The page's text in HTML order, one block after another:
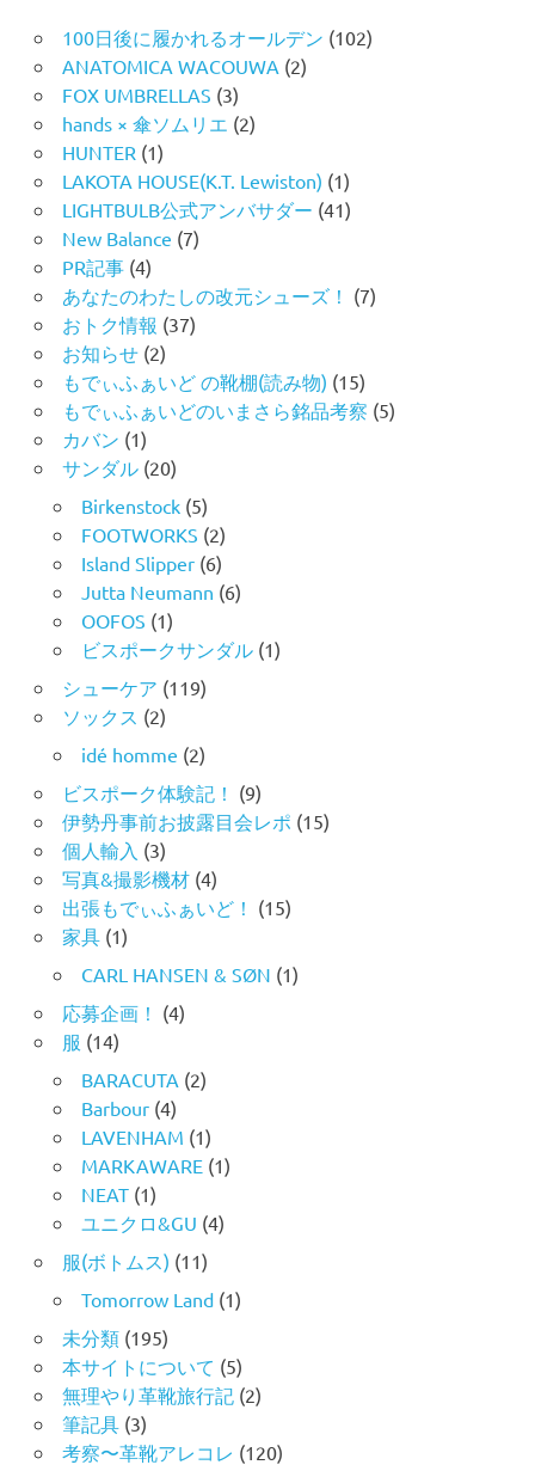
100日後に履かれるオールデン (102)
ANATOMICA WACOUWA (2)
FOX UMBRELLAS (3)
hands × 傘ソムリエ (2)
HUNTER (1)
LAKOTA HOUSE(K.T. Lewiston) (1)
LIGHTBULB公式アンバサダー (41)
New Balance (7)
PR記事(4)
あなたのわたしの改元シューズ！ (7)
おトク情報 (37)
お知らせ(2)
もでぃふぁいど の靴棚(読み物) (15)
もでぃふぁいどのいまさら銘品考察 (5)
カバン (1)
サンダル(20)
Birkenstock(5)
FOOTWORKS (2)
Island Slipper(6)
Jutta Neumann (6)
OOFOS (1)
ビスポークサンダル(1)
シューケア (119)
ソックス (2)
idé homme (2)
ビスポーク体験記！ (9)
伊勢丹事前お披露目会レポ (15)
個人輸入 (3)
写真&撮影機材(4)
出張もでぃふぁいど！ (15)
家具(1)
CARL HANSEN & SØN (1)
応募企画！ (4)
服 (14)
BARACUTA (2)
Barbour(4)
LAVENHAM (1)
MARKAWARE(1)
NEAT(1)
ユニクロ&GU (4)
服(ボトムス) (11)
Tomorrow Land(1)
未分類(195)
本サイトについて (5)
無理やり革靴旅行記(2)
筆記具(3)
考察〜革靴アレコレ (120)